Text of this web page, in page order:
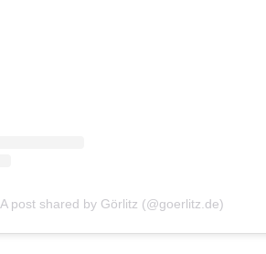
A post shared by Görlitz (@goerlitz.de)